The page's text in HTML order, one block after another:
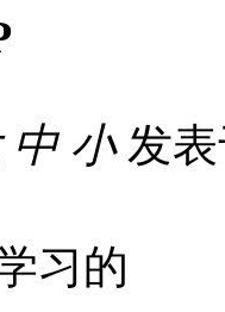
中 小发表
习的